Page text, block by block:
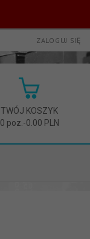
ZALOGUJ SIĘ
TWÓJ KOSZYK
0 poz. -0.00 PLN